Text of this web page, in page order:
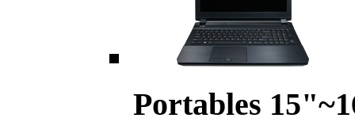
Portables